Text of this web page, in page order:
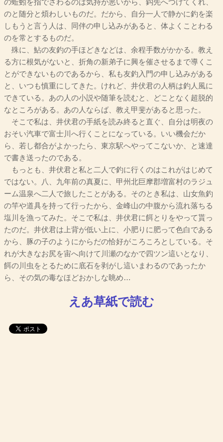
の蚯蚓を指でさわるのは気持が悪いから、鈎先へつけてくれ、
のと随分と煩わしいものだ。だから、自分一人で静かに釣を楽
しもうと言う人は、同伴の申し込みがあると、体よくことわる
のを常とするものだ。
殊に、鮎の友釣の手ほどきなどは、余程手数がかかる。教え
る方に根気がないと、折角の新弟子に興を催させるまで導くこ
とができないものであるから、私も友釣入門の申し込みがある
と、いつも慎重にしてきた。けれど、井伏君の人柄は釣人風に
できている。あの人の小説や随筆を読むと、どことなく超脱的
なところがある。あの人ならば、教え甲斐があると思った。
そこで私は、井伏君の手紙を読み終ると直ぐ、自分は明夜の
おそい汽車で富士川へ行くことになっている。いい機会だか
ら、若し都合がよかったら、東京駅へやってこないか、と速達
で書き送ったのである。
もっとも、井伏君と私と二人で釣に行くのはこれがはじめて
ではない。八、九年前の真夏に、甲州北巨摩郡増富村のラジュ
ーム温泉へ二人で旅したことがある。そのとき私は、山女魚釣
の竿や道具を持って行ったから、金峰山の中腹から流れ落ちる
塩川を漁ってみた。そこで私は、井伏君に餌とりをやって貰っ
たのだ。井伏君は上背が低い上に、小肥りに肥って色白である
から、豚の子のようにからだの恰好がころころとしている。そ
れが大きなお尻を宙へ向けて川瀬のなかで四ツン這いとなり、
餌の川虫をとるために底石を剥がし這いまわるのであったか
ら、その気の毒なほどおかしな眺め…
えあ草紙で読む